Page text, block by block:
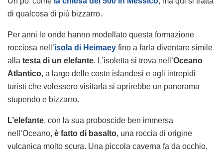
di qualcosa di più bizzarro.
Per anni le onde hanno modellato questa formazione
rocciosa nell’isola di Heimaey fino a farla diventare simile
alla testa di un elefante. L’isoletta si trova nell’Oceano
Atlantico, a largo delle coste islandesi e agli intrepidi
turisti che volessero visitarla si aprirebbe un panorama
stupendo e bizzarro.
L’elefante, con la sua proboscide ben immersa
nell’Oceano, è fatto di basalto, una roccia di origine
vulcanica molto scura. Una piccola caverna fa da occhio,